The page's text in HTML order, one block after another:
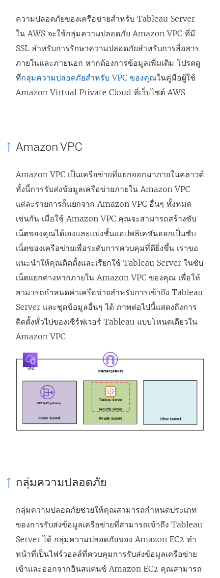
ความปลอดภัยของเครือข่ายสำหรับ Tableau Server
ใน AWS จะใช้กลุ่มความปลอดภัย Amazon VPC ที่มี
SSL สำหรับการรักษาความปลอดภัยสำหรับการสื่อสาร
ภายในและภายนอก หากต้องการข้อมูลเพิ่มเติม โปรดดู
ที่กลุ่มความปลอดภัยสำหรับ VPC ของคุณในคู่มือผู้ใช้
Amazon Virtual Private Cloud ที่เว็บไซต์ AWS
Amazon VPC
Amazon VPC เป็นเครือข่ายที่แยกออกมาภายในคลาวด์
ทั้งนี้การรับส่งข้อมูลเครือข่ายภายใน Amazon VPC
แต่ละรายการก็แยกจาก Amazon VPC อื่นๆ ทั้งหมด
เช่นกัน เมื่อใช้ Amazon VPC คุณจะสามารถสร้างซับ
เน็ตของคุณได้เองและแบ่งชั้นแอปพลิเคชันออกเป็นซับ
เน็ตของเครือข่ายเพื่อระดับการควบคุมที่ดียิ่งขึ้น เราขอ
แนะนำให้คุณติดตั้งและเรียกใช้ Tableau Server ในซับ
เน็ตแยกต่างหากภายใน Amazon VPC ของคุณ เพื่อให้
สามารถกำหนดค่าเครือข่ายสำหรับการเข้าถึง Tableau
Server และชุดข้อมูลอื่นๆ ได้ ภาพต่อไปนี้แสดงถึงการ
ติดตั้งทั่วไปของเซิร์ฟเวอร์ Tableau แบบโหนดเดียวใน
Amazon VPC
กลุ่มความปลอดภัย
กลุ่มความปลอดภัยช่วยให้คุณสามารถกำหนดประเภท
ของการรับส่งข้อมูลเครือข่ายที่สามารถเข้าถึง Tableau
Server ได้ กลุ่มความปลอดภัยของ Amazon EC2 ทำ
หน้าที่เป็นไฟร์วอลล์ที่ควบคุมการรับส่งข้อมูลเครือข่าย
เข้าและออกจากอินสแตนซ์ Amazon EC2 คุณสามารถ